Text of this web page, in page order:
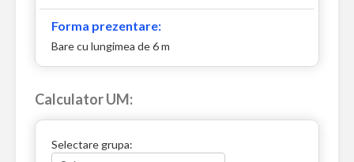
Forma prezentare:
Bare cu lungimea de 6 m
Calculator UM:
Selectare grupa: